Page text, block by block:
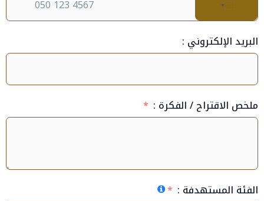
United
Arab
Emirates
البريد الإلكتروني :
ملخص الاقتراح / الفكرة :
الفئة المستهدفة :